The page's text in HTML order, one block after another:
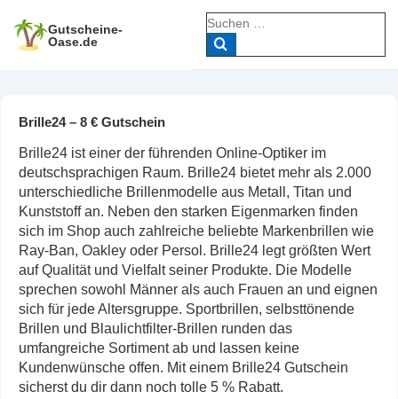
Zum
Inhalt
Gutscheine-
Oase.de
Suche
nach:
Brille24 – 8 € Gutschein
Brille24 ist einer der führenden Online-Optiker im
deutschsprachigen Raum. Brille24 bietet mehr als 2.000
unterschiedliche Brillenmodelle aus Metall, Titan und
Kunststoff an. Neben den starken Eigenmarken finden
sich im Shop auch zahlreiche beliebte Markenbrillen wie
Ray-Ban, Oakley oder Persol. Brille24 legt größten Wert
auf Qualität und Vielfalt seiner Produkte. Die Modelle
sprechen sowohl Männer als auch Frauen an und eignen
sich für jede Altersgruppe. Sportbrillen, selbsttönende
Brillen und Blaulichtfilter-Brillen runden das
umfangreiche Sortiment ab und lassen keine
Kundenwünsche offen. Mit einem Brille24 Gutschein
sicherst du dir dann noch tolle 5 % Rabatt.